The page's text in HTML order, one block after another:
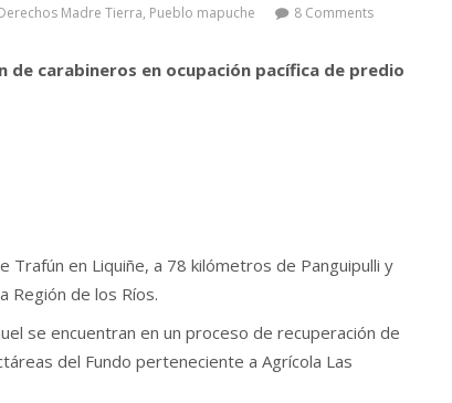
Madre Tierra, Pueblo mapuche 8 Comments
carabineros en ocupación pacífica de predio
en Liquiñe, a 78 kilómetros de Panguipulli y
Región de los Ríos.
se encuentran en un proceso de recuperación de
del Fundo perteneciente a Agrícola Las